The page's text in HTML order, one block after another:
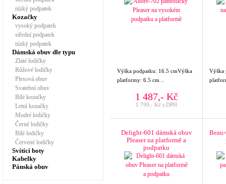
nízký podpatek
Kozačky
vysoký podpatek
střední podpatek
nízký podpatek
Dámská obuv dle typu
Zlaté lodičky
Růžové lodičky
Plesová obuv
Svatební obuv
Bílé kozačky
Letní kozačky
Modré lodičky
Černé lodičky
Bílé lodičky
Červené lodičky
Svítící boty
Kabelky
Pánská obuv
Výška podpatku: 16.5 cmVýška
platformy: 6.5 cm ..
1 487,- Kč
1 799,- Kč s DPH
Delight-601 dámská obuv
Pleaser na platformě a
podpatku